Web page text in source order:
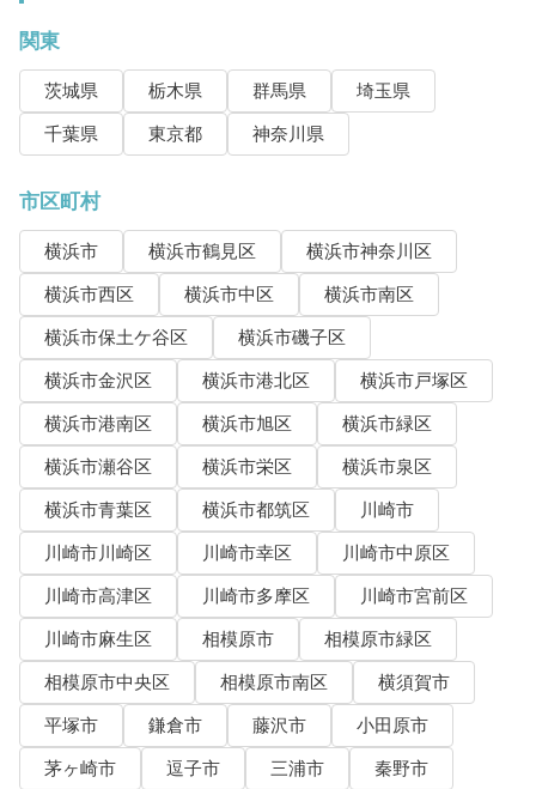
関東
茨城県 栃木県 群馬県
埼玉県
千葉県
東京都 神奈川県
市区町村
横浜市 横浜市鶴見区
横浜市神奈川区
横浜市西区
横浜市中区
横浜市南区
横浜市保土ケ谷区
横浜市磯子区
横浜市金沢区
横浜市港北区
横浜市戸塚区
横浜市港南区
横浜市旭区
横浜市緑区
横浜市瀬谷区
横浜市栄区
横浜市泉区
横浜市青葉区
横浜市都筑区
川崎市
川崎市川崎区
川崎市幸区
川崎市中原区
川崎市高津区
川崎市多摩区
川崎市宮前区
川崎市麻生区
相模原市
相模原市緑区
相模原市中央区
相模原市南区
横須賀市
平塚市
鎌倉市 藤沢市
小田原市
茅ヶ崎市
逗子市 三浦市
秦野市